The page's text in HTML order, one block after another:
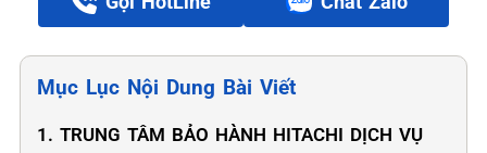
Mục Lục Nội Dung Bài Viết
1. TRUNG TÂM BẢO HÀNH HITACHI DỊCH VỤ